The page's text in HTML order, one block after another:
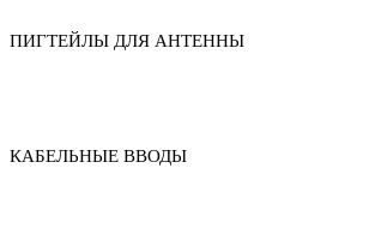
ПИГТЕЙЛЫ ДЛЯ АНТЕННЫ
КАБЕЛЬНЫЕ ВВОДЫ